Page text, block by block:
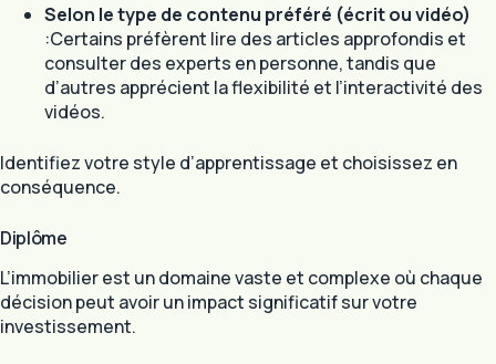
Selon le type de contenu préféré (écrit ou vidéo)
:Certains préfèrent lire des articles approfondis et
consulter des experts en personne, tandis que
d’autres apprécient la flexibilité et l’interactivité des
vidéos.
Identifiez votre style d’apprentissage et choisissez en
conséquence.
Diplôme
L’immobilier est un domaine vaste et complexe où chaque
décision peut avoir un impact significatif sur votre
investissement.